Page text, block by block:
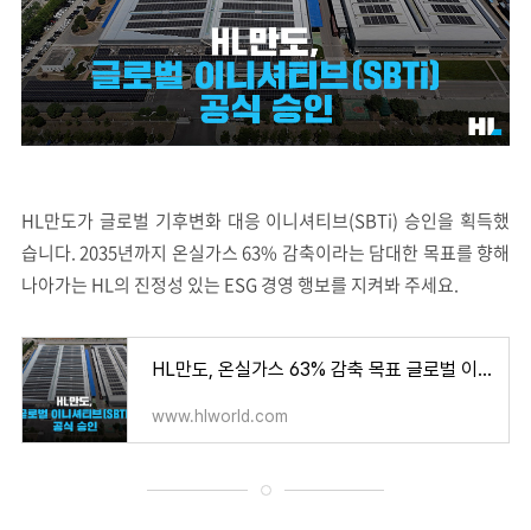
HL만도가 글로벌 기후변화 대응 이니셔티브(SBTi) 승인을 획득했
습니다. 2035년까지 온실가스 63% 감축이라는 담대한 목표를 향해
나아가는 HL의 진정성 있는 ESG 경영 행보를 지켜봐 주세요.
HL만도, 온실가스 63% 감축 목표 글로벌 이니셔티브(SBTi) 공식 승인
www.hlworld.com